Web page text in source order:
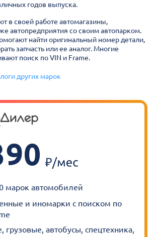
годов выпуска.
в своей работе автомагазины,
автопредприятия со своим автопарком.
найти оригинальный номер детали,
запчасть или ее аналог. Многие
поиск по VIN и Frame.
других марок
марок автомобилей
и иномарки с поиском по
грузовые, автобусы, спецтехника,